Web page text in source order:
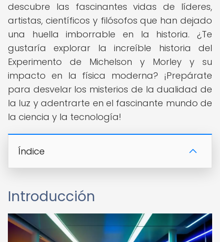
descubre las fascinantes vidas de líderes,
artistas, científicos y filósofos que han dejado
una huella imborrable en la historia. ¿Te
gustaría explorar la increíble historia del
Experimento de Michelson y Morley y su
impacto en la física moderna? ¡Prepárate
para desvelar los misterios de la dualidad de
la luz y adentrarte en el fascinante mundo de
la ciencia y la tecnología!
Índice
Introducción